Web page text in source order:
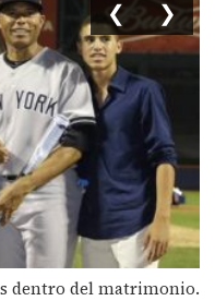
dentro del matrimonio.
❮ ❯